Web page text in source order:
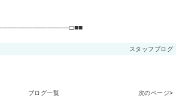
スタッフブログ
ブログ一覧 次のページ>